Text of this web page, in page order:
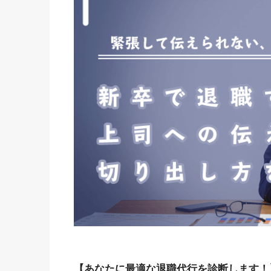
【あなたに最適な退職代行を診断します